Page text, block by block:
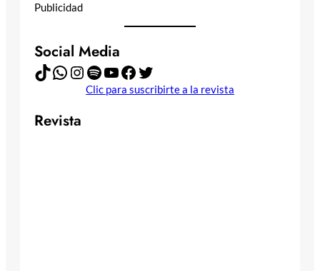
Publicidad
Social Media
TikTok WhatsApp Instagram Spotify YouTube Facebook Twitter
Clic para suscribirte a la revista
Revista